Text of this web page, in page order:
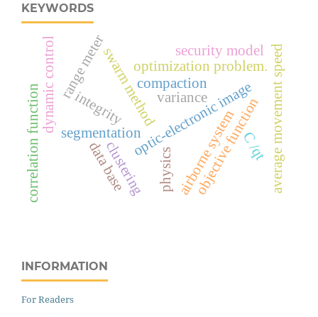
KEYWORDS
optic-electronic image
segmentation
swarm method
objective function
clustering airborne system
optimization problem.
dynamic control average movement speed
range meter
correlation function variance
data base
security model
integrity
physics
С
/
q
t
compaction
INFORMATION
For Readers